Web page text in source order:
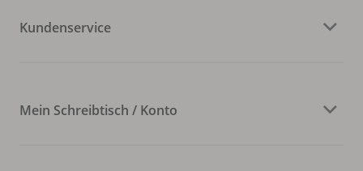
Kundenservice
Mein Schreibtisch / Konto